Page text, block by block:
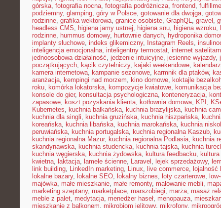
górska, fotografia nocna, fotografia podróżnicza, frontend,
podziemny, glamping, góry w Polsce, gotowanie dla dwojga,
rodzinne, grafika wektorowa, granice osobiste, GraphQL, gravel ,
headless CMS, higiena jamy ustnej, higiena snu, higiena wzroku,
rodzinne, hummus domowy, hurtownie danych, hydroponika
implanty słuchowe, indeks glikemiczny, Instagram Reels,
inteligencja emocjonalna, inteligentny termostat, internet
jednoosobowa działalność, jedzenie intuicyjne, jesienne wyjazdy,
początkujących, kącik czytelniczy, kajaki weekendowe,
kamera internetowa, kampanie sezonowe, karmnik dla ptaków,
aranżacja, kempingi nad morzem, kino domowe, koktajle
roku, komórka lokatorska, kompozycje kwiatowe, komunikacja
konsole do gier, konsultacja psychologiczna, konteneryzacja,
zapasowe, koszt pozyskania klienta, kotłownia domowa, KPI ,
Kubernetes, kuchnia bałkańska, kuchnia brazylijska, kuchnia
kuchnia dla singli, kuchnia gruzińska, kuchnia hiszpańska,
koreańska, kuchnia libańska, kuchnia marokańska, kuchnia
peruwiańska, kuchnia portugalska, kuchnia regionalna Kaszub,
kuchnia regionalna Mazur, kuchnia regionalna Podlasia, kuchnia
skandynawska, kuchnia studencka, kuchnia tajska, kuchnia
kuchnia węgierska, kuchnia żydowska, kultura feedbacku,
kwietna, laktacja, lamele ścienne, Laravel , lejek sprzedażowy,
link building, LinkedIn marketing, Linux, live commerce, lojalność
lokalne bazary, lokalne SEO, lokalny biznes, loty czarterowe,
majówka, małe mieszkanie, małe remonty, malowanie mebli,
marketing szeptany, marketplace, marszobiegi, marża, masaż
meble z palet, medytacja, menedżer haseł, menopauza,
mieszkanie z balkonem, mikrobiom jelitowy, mikrofony,